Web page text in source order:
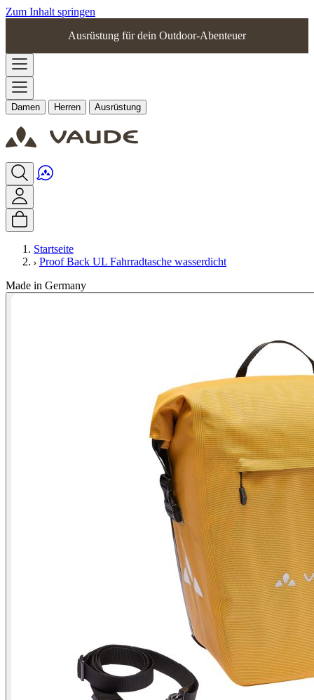
Zum Inhalt springen
Ausrüstung für dein Outdoor-Abenteuer
Damen Herren Ausrüstung
Startseite
Proof Back UL Fahrradtasche wasserdicht
Made in Germany